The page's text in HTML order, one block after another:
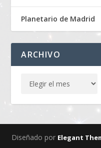
Planetario de Madrid
ARCHIVO
Diseñado por Elegant